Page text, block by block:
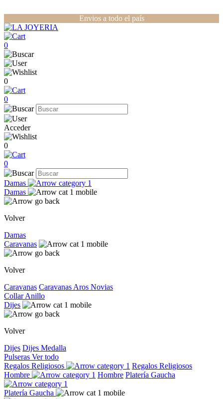
Envios a todo el país
0
0
0
Acceder
0
0
Damas
Damas
Volver
Damas
Caravanas
Volver
Caravanas Caravanas Aros Novias
CollarAnillo
Dijes
Volver
Dijes Dijes Medalla
Pulseras Ver todo
Regalos Religiosos
Regalos Religiosos
Hombre
Hombre Platería Gaucha
Platería Gaucha